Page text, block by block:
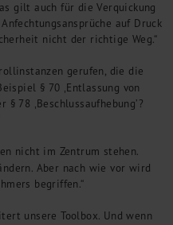
gilt auch für die Verquickung
auf Druck
nicht der richtige Weg.“
gerufen, die die
§ 70 ‚Entlassung von
78 ‚Beschlussaufhebung’?
nicht im Zentrum stehen.
Aber nach wie vor wird
begriffen.“
unsere Toolbox. Und wenn